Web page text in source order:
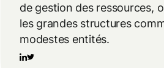
de gestion des ressources,
les grandes structures
modestes entités.